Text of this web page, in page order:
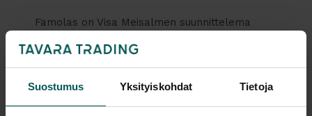
Suostumus Yksityiskohdat Tietoja
Famolas on Visa Meisalmen suunnittelema